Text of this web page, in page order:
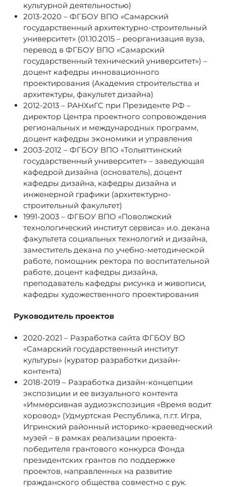
культурной деятельностью)
2013-2020 – ФГБОУ ВПО «Самарский
государственный архитектурно-строительный
университет» (01.10.2015 – реорганизация вуза,
перевод в ФГБОУ ВПО «Самарский
государственный технический университет») –
доцент кафедры инновационного
проектирования (Академия строительства и
архитектуры, факультет дизайна)
2012-2013 – РАНХиГС при Президенте РФ –
директор Центра проектного сопровождения
региональных и международных программ,
доцент кафедры экономики и управления
2003-2012 – ФГБОУ ВПО «Тольяттинский
государственный университет» – заведующая
кафедрой дизайна (основатель), доцент
кафедры дизайна, кафедры дизайна и
инженерной графики (архитектурно-
строительный факультет)
1991-2003 – ФГБОУ ВПО «Поволжский
технологический институт сервиса» и.о. декана
факультета социальных технологий и дизайна,
заместитель декана по учебно-методической
работе, помощник ректора по воспитательной
работе, доцент кафедры дизайна,
преподаватель кафедры рисунка и живописи,
кафедры художественного проектирования
Руководитель проектов
2020-2021 – Разработка сайта ФГБОУ ВО
«Самарский государственный институт
культуры» (куратор разработки дизайн-
контента)
2018-2019 – Разработка дизайн-концепции
экспозиции и ее визуального контента
«Иммерсивная аудиоэкспозиция «Время водит
хоровод» (Удмуртская Республика, п.г.т. Игра,
Игринский районный историко-краеведческий
музей – в рамках реализации проекта-
победителя грантового конкурса Фонда
президентских грантов по поддержке
проектов, направленных на развитие
гражданского общества совместно с рук.